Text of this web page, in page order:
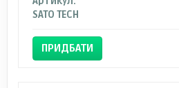
SATO TECH
ПРИДБАТИ